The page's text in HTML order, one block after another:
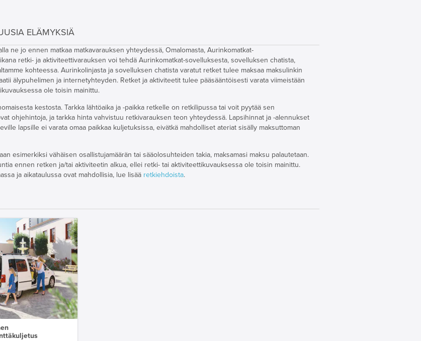
ELÄMYKSIÄ
ne jo ennen matkaa matkavarauksen yhteydessä, Omalomasta, Aurinkomatkat-
retki- ja aktiviteettivarauksen voi tehdä Aurinkomatkat-sovelluksesta, sovelluksen chatista,
kohteessa. Aurinkolinjasta ja sovelluksen chatista varatut retket tulee maksaa maksulinkin
älypuhelimen ja internetyhteyden. Retket ja aktiviteetit tulee pääsääntöisesti varata viimeistään
ole toisin mainittu.
kestosta. Tarkka lähtöaika ja -paikka retkelle on retkilipussa tai voit pyytää sen
ohjehintoja, ja tarkka hinta vahvistuu retkivarauksen teon yhteydessä. Lapsihinnat ja -alennukset
lapsille ei varata omaa paikkaa kuljetuksissa, eivätkä mahdolliset ateriat sisälly maksuttoman
esimerkiksi vähäisen osallistujamäärän tai sääolosuhteiden takia, maksamasi maksu palautetaan.
ennen retken ja/tai aktiviteetin alkua, ellei retki- tai aktiviteettikuvauksessa ole toisin mainittu.
ja aikataulussa ovat mahdollisia, lue lisää retkiehdoista.